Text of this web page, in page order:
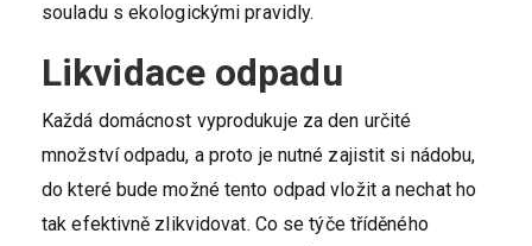
souladu s ekologickými pravidly.
Likvidace odpadu
Každá domácnost vyprodukuje za den určité
množství odpadu, a proto je nutné zajistit si nádobu,
do které bude možné tento odpad vložit a nechat ho
tak efektivně zlikvidovat. Co se týče tříděného